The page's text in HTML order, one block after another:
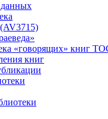
«говорящих» книг
книг